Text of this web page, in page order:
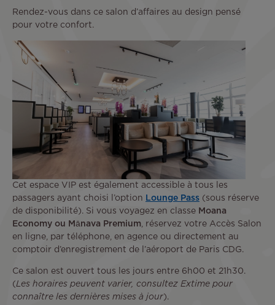
Rendez-vous dans ce salon d’affaires au design pensé
pour votre confort.
Cet espace VIP est également accessible à tous les
passagers ayant choisi l’option
Lounge Pass (sous réserve
de disponibilité). Si vous voyagez en classe Moana
Economy ou Mānava Premium, réservez votre Accès Salon
en ligne, par téléphone, en agence ou directement au
comptoir d’enregistrement de l’aéroport de Paris CDG.
Ce salon est ouvert tous les jours entre 6h00 et 21h30.
(Les horaires peuvent varier, consultez Extime pour
connaître les dernières mises à jour).